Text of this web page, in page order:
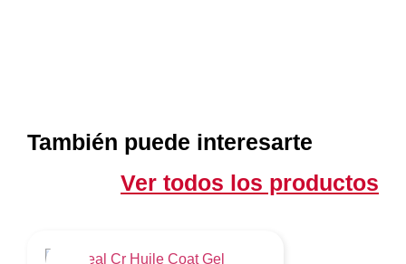
También puede interesarte
Ver todos los productos